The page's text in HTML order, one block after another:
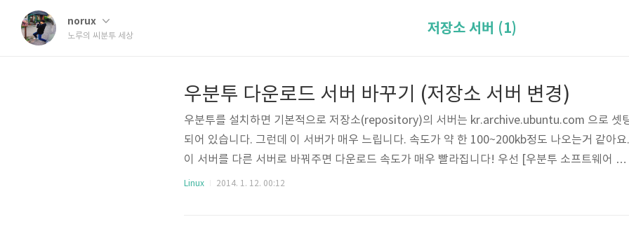
norux
노루의 씨분투 세상 저장소 서버 (1)
우분투 다운로드 서버 바꾸기 (저장소 서버 변경)
우분투를 설치하면 기본적으로 저장소(repository)의 서버는 kr.archive.ubuntu.com 으로 셋
되어 있습니다. 그런데 이 서버가 매우 느립니다. 속도가 약 한 100~200kb정도 나오는거 같아요.
이 서버를 다른 서버로 바꿔주면 다운로드 속도가 매우 빨라집니다! 우선 [우분투 소프트웨어 센
터]를 엽니다.(캡쳐화면은 13.10에서 작업한 화면이지만 12.04도 똑같습니다) 여기서 [Edit] ->
Linux 2014. 1. 12. 00:12